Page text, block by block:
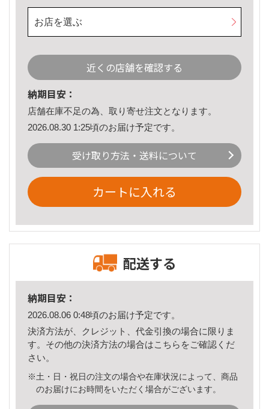
お店を選ぶ
近くの店舗を確認する
納期目安：
店舗在庫不足の為、取り寄せ注文となります。
2026.08.30 1:25頃のお届け予定です。
受け取り方法・送料について
カートに入れる
配送する
納期目安：
2026.08.06 0:48頃のお届け予定です。
決済方法が、クレジット、代金引換の場合に限りま
す。その他の決済方法の場合はこちら をご確認くだ
さい。
※土・日・祝日の注文の場合や在庫状況によって、商品
のお届けにお時間をいただく場合がございます。